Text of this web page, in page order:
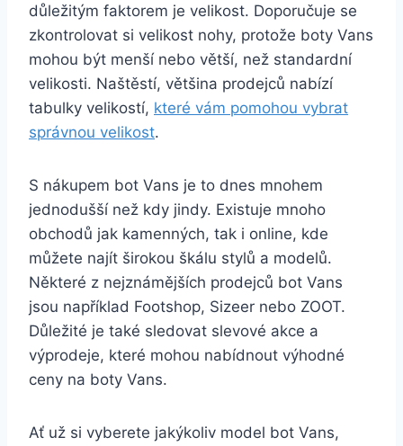
důležitým faktorem je ‌velikost. Doporučuje se
zkontrolovat si velikost nohy, protože boty Vans
mohou být menší nebo⁢ větší, než standardní
velikosti. Naštěstí, většina prodejců nabízí
tabulky velikostí, které vám pomohou vybrat
správnou velikost.
S nákupem bot Vans je to dnes mnohem
jednodušší​ než kdy jindy. Existuje mnoho
obchodů jak kamenných, tak i online, kde
můžete najít širokou škálu stylů a modelů.
Některé z ⁢nejznámějších‍ prodejců bot Vans
jsou například Footshop, Sizeer nebo ZOOT.
Důležité je také sledovat slevové akce ‌a
výprodeje, které mohou nabídnout výhodné
ceny na boty Vans.
Ať už si vyberete jakýkoliv model bot Vans,